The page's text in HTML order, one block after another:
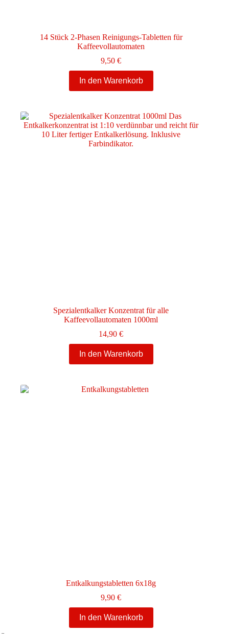
14 Stück 2-Phasen Reinigungs-Tabletten für
Kaffeevollautomaten
9,50€
In den Warenkorb
Spezialentkalker Konzentrat für alle
Kaffeevollautomaten 1000ml
14,90€
In den Warenkorb
Entkalkungstabletten 6x18g
9,90€
In den Warenkorb